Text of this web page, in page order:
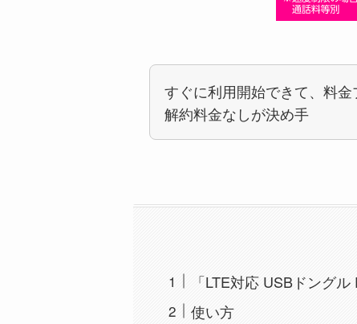
すぐに利用開始できて、料金
解約料金なしが決め手
「LTE対応 USBドング
使い方